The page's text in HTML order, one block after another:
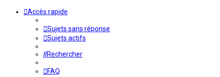
Accès rapide
Sujets sans réponse
Sujets actifs
Rechercher
FAQ